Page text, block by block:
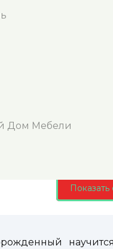
Дом Мебели